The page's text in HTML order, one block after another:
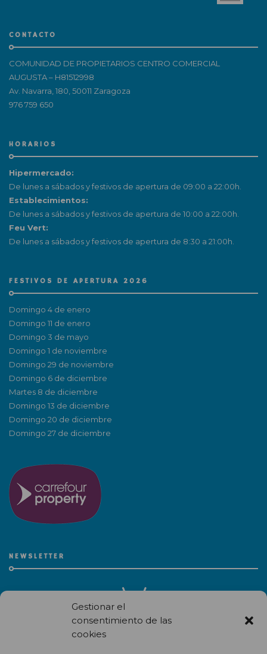
Gestionar el
consentimiento de las
cookies
CONTACTO
COMUNIDAD DE PROPIETARIOS CENTRO COMERCIAL
AUGUSTA – H81512998
Av. Navarra, 180, 50011 Zaragoza
976 759 650
HORARIOS
Hipermercado:
De lunes a sábados y festivos de apertura de 09:00 a 22:00h.
Establecimientos:
De lunes a sábados y festivos de apertura de 10:00 a 22:00h.
Feu Vert:
De lunes a sábados y festivos de apertura de 8:30 a 21:00h.
FESTIVOS DE APERTURA 2026
Domingo 4 de enero
Domingo 11 de enero
Domingo 3 de mayo
Domingo 1 de noviembre
Domingo 29 de noviembre
Domingo 6 de diciembre
Martes 8 de diciembre
Domingo 13 de diciembre
Domingo 20 de diciembre
Domingo 27 de diciembre
NEWSLETTER